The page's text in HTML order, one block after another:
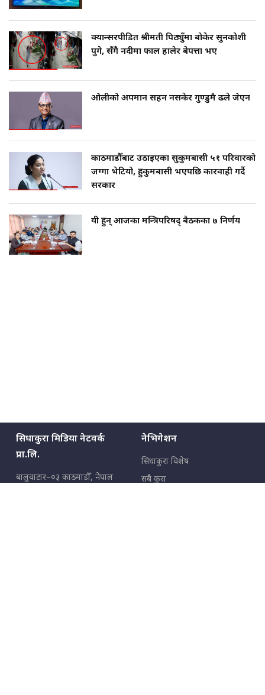
क्यान्सरपीडित श्रीमती पिठ्युँमा बोकेर सुनकोशी
पुगे, सँगै नदीमा फाल हालेर बेपत्ता भए
ओलीको अपमान सहन नसकेर गुण्डुमै ढले जेएन
काठमाडौँबाट उठाइएका सुकुमबासी ५१ परिवारको
जग्गा भेटियो, हुकुमबासी भएपछि कारवाही गर्दै
सरकार
यी हुन् आजका मन्त्रिपरिषद् बैठकका ७ निर्णय
सिधाकुरा मिडिया नेटवर्क
प्रा.लि.
बालुवाटार–०३ काठमाडौँ, नेपाल
नेभिगेशन
सिधाकुरा विशेष
सबै कुरा